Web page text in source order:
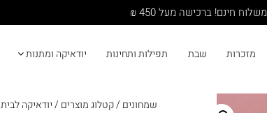
משלוח חינם! ברכישה מעל 450 ₪
מזכרות שבת תפילות ותחינות יודאיקה ומתנות
שמחונים /קטלוג מוצרים /יודאיקה לבית